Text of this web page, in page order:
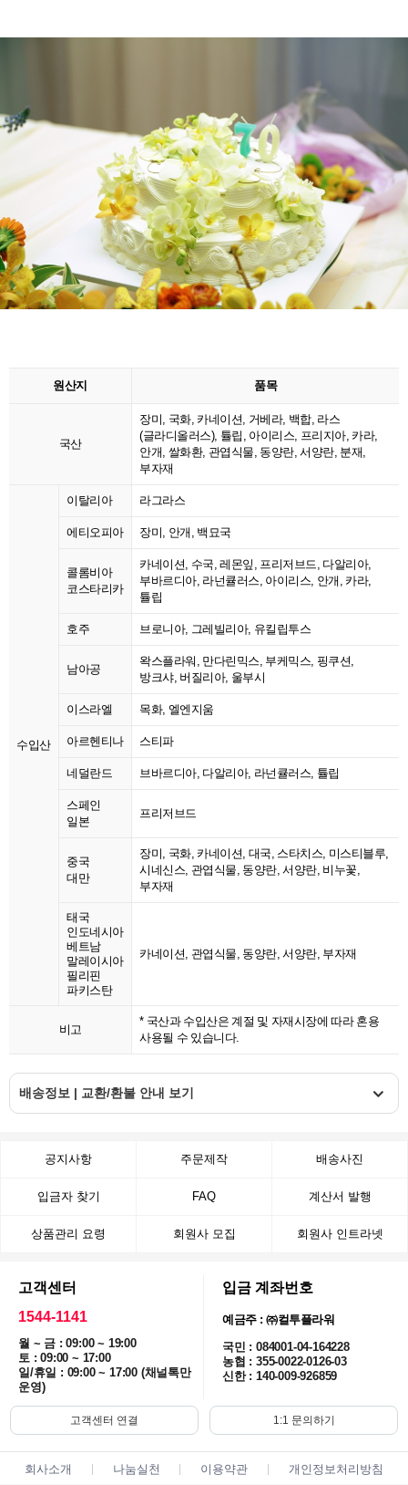
원산지 품목
국산
장미, 국화, 카네이션, 거베라, 백합, 라스
(글라디올러스), 튤립, 아이리스, 프리지아, 카라,
안개, 쌀화환, 관엽식물, 동양란, 서양란, 분재,
부자재
수입산
이탈리아 라그라스
에티오피아 장미, 안개, 백묘국
콜롬비아
코스타리카
카네이션, 수국, 레몬잎, 프리저브드, 다알리아,
부바르디아, 라넌큘러스, 아이리스, 안개, 카라,
튤립
호주 브로니아, 그레빌리아, 유킬립투스
남아공
왁스플라워, 만다린믹스, 부케믹스, 핑쿠션,
방크샤, 버질리아, 울부시
이스라엘 목화, 엘엔지움
아르헨티나 스티파
네덜란드 브바르디아, 다알리아, 라넌큘러스, 튤립
스페인
일본
프리저브드
중국
대만
장미, 국화, 카네이션, 대국, 스타치스, 미스티블루,
시네신스, 관엽식물, 동양란, 서양란, 비누꽃,
부자재
태국
인도네시아
베트남
말레이시아
필리핀
파키스탄
카네이션, 관엽식물, 동양란, 서양란, 부자재
비고
* 국산과 수입산은 계절 및 자재시장에 따라 혼용
사용될 수 있습니다.
배송정보 | 교환/환불 안내 보기
공지사항 주문제작 배송사진
입금자 찾기 FAQ 계산서 발행
상품관리 요령 회원사 모집 회원사 인트라넷
고객센터
1544-1141
월 ~ 금 : 09:00 ~ 19:00
토 : 09:00 ~ 17:00
일/휴일 : 09:00 ~ 17:00 (채널톡만
운영)
입금 계좌번호
예금주 : ㈜컬투플라워
국민 : 084001-04-164228
농협 : 355-0022-0126-03
신한 : 140-009-926859
고객센터 연결 1:1 문의하기
회사소개 나눔실천 이용약관 개인정보처리방침